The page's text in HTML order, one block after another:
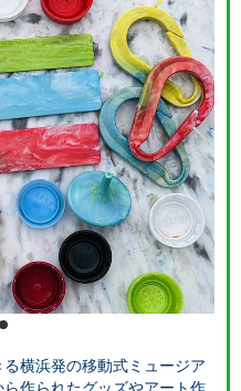
2
横浜発の移動式ミュージア
作られたグッズやアート作